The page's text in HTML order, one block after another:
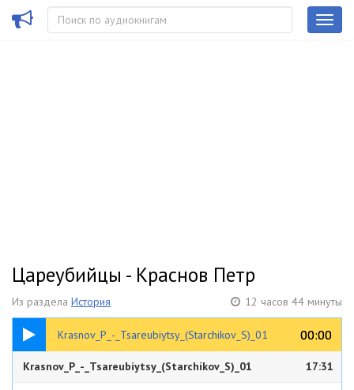
Цареубийцы - Краснов Петр
Из раздела История 12 часов 44 минуты
Krasnov_P_-_Tsareubiytsy_(Starchikov_S)_01 00:00
00:00
17:31
Krasnov_P_-_Tsareubiytsy_(Starchikov_S)_01 17:31